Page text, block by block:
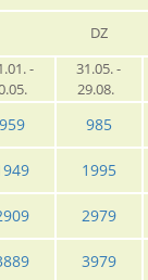
DZ
-
31.05. -
29.08.
959 985
1995
2979
3979